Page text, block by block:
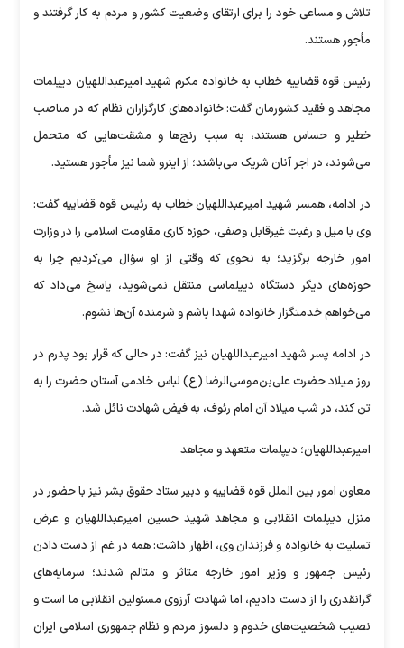
تلاش و مساعی خود را برای ارتقای وضعیت کشور و مردم به کار گرفتند و
مأجور هستند.
رئیس قوه قضاییه خطاب به خانواده مکرم شهید امیرعبداللهیان دیپلمات
مجاهد و فقید کشورمان گفت: خانواده‌های کارگزاران نظام که در مناصب
خطیر و حساس هستند، به سبب رنج‌ها و مشقت‌هایی که متحمل
می‌شوند، در اجر آنان شریک می‌باشند؛ از اینرو شما نیز مأجور هستید.
در ادامه، همسر شهید امیرعبداللهیان خطاب به رئیس قوه قضاییه گفت:
وی با میل و رغبت غیرقابل وصفی، حوزه کاری مقاومت اسلامی را در وزارت
امور خارجه برگزید؛ به نحوی که وقتی از او سؤال می‌کردیم چرا به
حوزه‌های دیگر دستگاه دیپلماسی منتقل نمی‌شوید، پاسخ می‌داد که
می‌خواهم خدمتگزار خانواده شهدا باشم و شرمنده آن‌ها نشوم.
در ادامه پسر شهید امیرعبداللهیان نیز گفت: در حالی که قرار بود پدرم در
روز میلاد حضرت علی‌بن‌موسی‌الرضا (ع) لباس خادمی آستان حضرت را به
تن کند، در شب میلاد آن امام رئوف، به فیض شهادت نائل شد.
امیرعبداللهیان؛ دیپلمات متعهد و مجاهد
معاون امور بین الملل قوه قضاییه و دبیر ستاد حقوق بشر نیز با حضور در
منزل دیپلمات انقلابی و مجاهد شهید حسین امیرعبداللهیان و عرض
تسلیت به خانواده و فرزندان وی، اظهار داشت: همه در غم از دست دادن
رئیس جمهور و وزیر امور خارجه متاثر و متالم شدند؛ سرمایه‌های
گرانقدری را از دست دادیم، اما شهادت آرزوی مسئولین انقلابی ما است و
نصیب شخصیت‌های خدوم و دلسوز مردم و نظام جمهوری اسلامی ایران